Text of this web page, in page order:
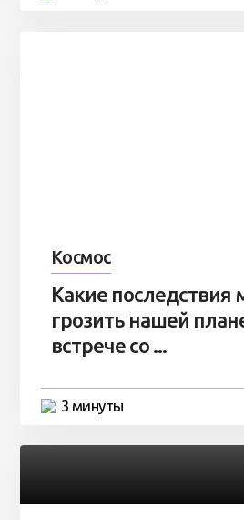
Космос
Какие последствия
грозить нашей
встрече со ...
3 минуты